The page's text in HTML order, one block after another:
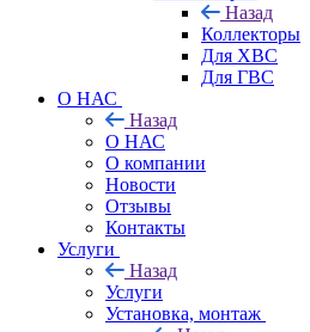
Назад
Коллекторы
Для ХВС
Для ГВС
О НАС
Назад
О НАС
О компании
Новости
Отзывы
Контакты
Услуги
Назад
Услуги
Установка, монтаж